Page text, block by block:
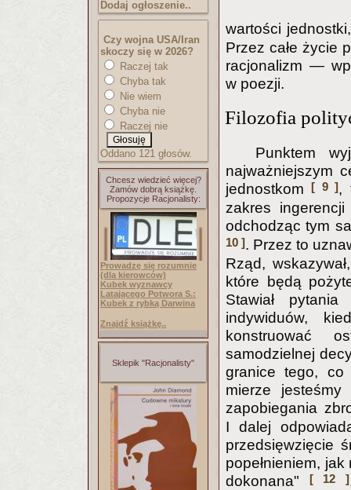
Dodaj ogłoszenie..
Czy wojna USA/Iran
skoczy się w 2026?
Raczej tak
Chyba tak
Nie wiem
Chyba nie
Raczej nie
Oddano 121 głosów.
Chcesz wiedzieć więcej?
Zamów dobrą książkę.
Propozycje Racjonalisty:
Prowadzę się rozumnie
(dla kierowców)
Kubek wyznawcy
Latającego Potwora S.:
Kubek z rybką Darwina
Znajdź książkę..
Sklepik "Racjonalisty"
wartości
Przez całe życie
racjonalizm —
w poezji.
Filozofia
Punktem
najważniejszym
jednostkom
[ 9 ],
zakres
odchodząc tym
10 ]. Przez to
Rząd,
które będą
Stawiał
indywiduów,
konstruować
samodzielnej
granice tego, co
mierze
zapobiegania
I dalej
przedsięwzięcie
popełnieniem,
dokonana"
[ 12 ]